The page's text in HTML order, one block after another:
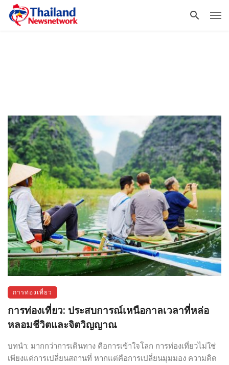
การท่องเที่ยว
การท่องเที่ยว: ประสบการณ์เหนือกาลเวลาที่หล่อ
หลอมชีวิตและจิตวิญญาณ
บทนำ: มากกว่าการเดินทาง คือการเข้าใจโลก การท่องเที่ยวไม่ใช่
เพียงแค่การเปลี่ยนสถานที่ หากแต่คือการเปลี่ยนมุมมอง ความคิด